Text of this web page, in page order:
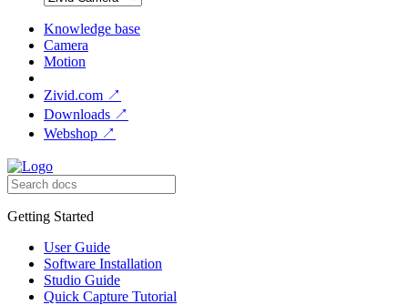
Knowledge base
Camera
Motion
Zivid.com ↗
Downloads ↗
Webshop ↗
Getting Started
User Guide
Software Installation
Studio Guide
Quick Capture Tutorial